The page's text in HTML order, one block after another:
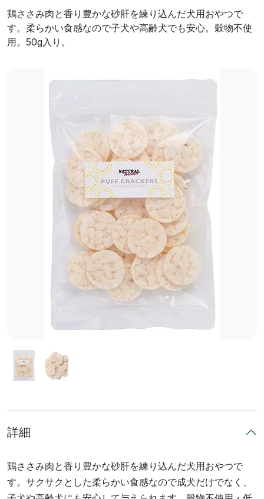
鶏ささみ肉と香り豊かな砂肝を練り込んだ犬用おやつで
す。柔らかい食感なので子犬や高齢犬でも安心。穀物不使
用。50g入り。
詳細
鶏ささみ肉と香り豊かな砂肝を練り込んだ犬用おやつで
す。サクサクとした柔らかい食感なので成犬だけでなく、